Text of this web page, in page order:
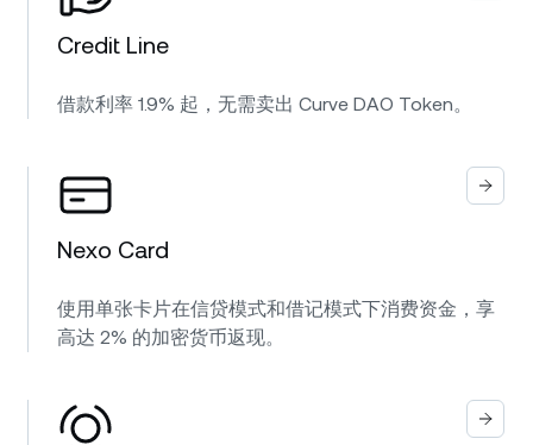
Credit Line
借款利率 1.9% 起，无需卖出 Curve DAO Token。
Nexo Card
使用单张卡片在信贷模式和借记模式下消费资金，享
高达 2% 的加密货币返现。